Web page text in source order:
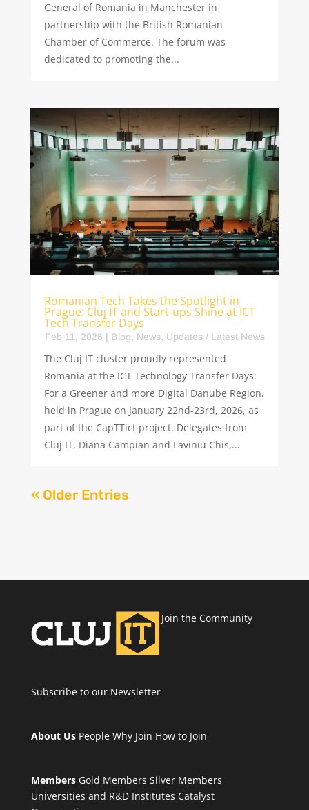
General of Romania in Manchester in
partnership with the British Romanian
Chamber of Commerce. The forum was
dedicated to promoting the...
Romanian Tech Takes the Spotlight in
Prague: Cluj IT and Start-ups Shine at ICT
Tech Transfer Days
Feb 11, 2026 | Blog, News, Updates / Latest News
The Cluj IT cluster proudly represented
Romania at the ICT Technology Transfer Days:
For a Greener and more Digital Danube Region,
held in Prague on January 22nd-23rd, 2026, as
part of the CapTTict project. Delegates from
Cluj IT, Diana Campian and Laviniu Chis,...
« Older Entries
Join the Community
Subscribe to our Newsletter
About Us People Why Join How to Join
Members Gold Members Silver Members
Universities and R&D Institutes Catalyst